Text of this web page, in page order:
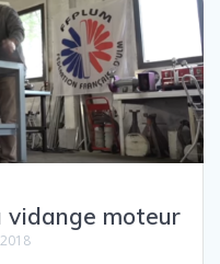
vidange moteur